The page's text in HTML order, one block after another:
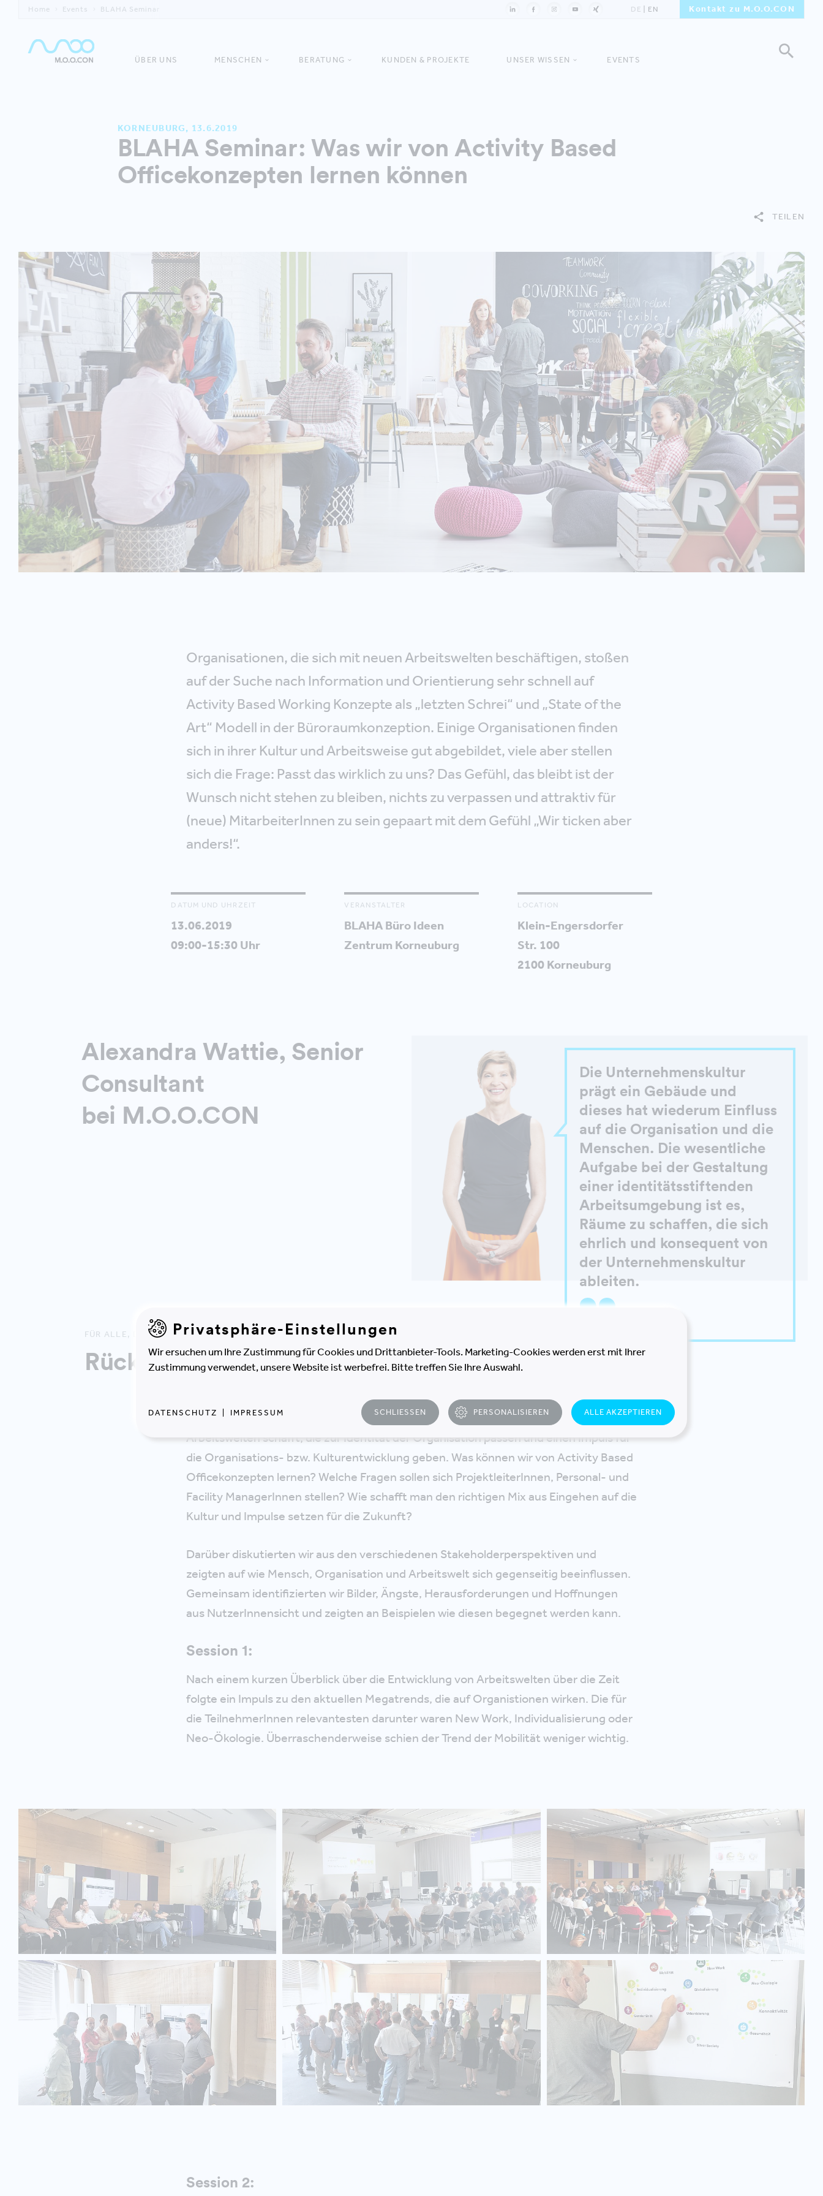
Home Events BLAHA Seminar DE EN Kontakt zu M.O.O.CON
ÜBER UNS MENSCHEN BERATUNG KUNDEN & PROJEKTE UNSER WISSEN EVENTS
KORNEUBURG, 13.6.2019
BLAHA Seminar: Was wir von Activity Based
Officekonzepten lernen können
TEILEN
Organisationen, die sich mit neuen Arbeitswelten beschäftigen, stoßen
auf der Suche nach Information und Orientierung sehr schnell auf
Activity Based Working Konzepte als „letzten Schrei“ und „State of the
Art“ Modell in der Büroraumkonzeption. Einige Organisationen finden
sich in ihrer Kultur und Arbeitsweise gut abgebildet, viele aber stellen
sich die Frage: Passt das wirklich zu uns? Das Gefühl, das bleibt ist der
Wunsch nicht stehen zu bleiben, nichts zu verpassen und attraktiv für
(neue) MitarbeiterInnen zu sein gepaart mit dem Gefühl „Wir ticken aber
anders!“.
DATUM UND UHRZEIT
13.06.2019
09:00-15:30 Uhr
VERANSTALTER
BLAHA Büro Ideen
Zentrum Korneuburg
LOCATION
Klein-Engersdorfer
Str. 100
2100 Korneuburg
Alexandra Wattie, Senior
Consultant
bei M.O.O.CON
Die Unternehmenskultur
prägt ein Gebäude und
dieses hat wiederum Einfluss
auf die Organisation und die
Menschen. Die wesentliche
Aufgabe bei der Gestaltung
einer identitätsstiftenden
Arbeitsumgebung ist es,
Räume zu schaffen, die sich
ehrlich und konsequent von
der Unternehmenskultur
ableiten.
FÜR ALLE, DIE NICHT LIVE DABEI WAREN
Rückblick & Summary
Gemeinsam mit den TeilnehmerInnen gingen wir der Frage auf den Grund, wie man
Arbeitswelten schafft, die zur Identität der Organisation passen und einen Impuls für
die Organisations- bzw. Kulturentwicklung geben. Was können wir von Activity Based
Officekonzepten lernen? Welche Fragen sollen sich ProjektleiterInnen, Personal- und
Facility ManagerInnen stellen? Wie schafft man den richtigen Mix aus Eingehen auf die
Kultur und Impulse setzen für die Zukunft?
Darüber diskutierten wir aus den verschiedenen Stakeholderperspektiven und
zeigten auf wie Mensch, Organisation und Arbeitswelt sich gegenseitig beeinflussen.
Gemeinsam identifizierten wir Bilder, Ängste, Herausforderungen und Hoffnungen
aus NutzerInnensicht und zeigten an Beispielen wie diesen begegnet werden kann.
Session 1:
Nach einem kurzen Überblick über die Entwicklung von Arbeitswelten über die Zeit
folgte ein Impuls zu den aktuellen Megatrends, die auf Organistionen wirken. Die für
die TeilnehmerInnen relevantesten darunter waren New Work, Individualisierung oder
Neo-Ökologie. Überraschenderweise schien der Trend der Mobilität weniger wichtig.
Session 2:
Privatsphäre-Einstellungen
Wir ersuchen um Ihre Zustimmung für Cookies und Drittanbieter-Tools. Marketing-Cookies werden erst mit Ihrer
Zustimmung verwendet, unsere Website ist werbefrei. Bitte treffen Sie Ihre Auswahl.
DATENSCHUTZ IMPRESSUM SCHLIESSEN PERSONALISIEREN ALLE AKZEPTIEREN